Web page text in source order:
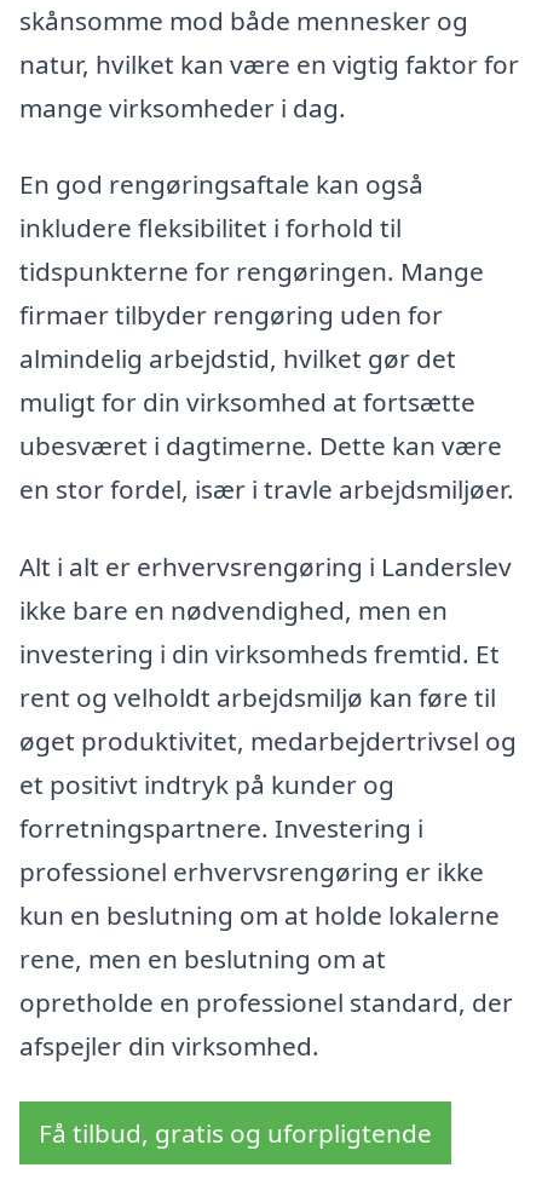
skånsomme mod både mennesker og
natur, hvilket kan være en vigtig faktor for
mange virksomheder i dag.
En god rengøringsaftale kan også
inkludere fleksibilitet i forhold til
tidspunkterne for rengøringen. Mange
firmaer tilbyder rengøring uden for
almindelig arbejdstid, hvilket gør det
muligt for din virksomhed at fortsætte
ubesværet i dagtimerne. Dette kan være
en stor fordel, især i travle arbejdsmiljøer.
Alt i alt er erhvervsrengøring i Landerslev
ikke bare en nødvendighed, men en
investering i din virksomheds fremtid. Et
rent og velholdt arbejdsmiljø kan føre til
øget produktivitet, medarbejdertrivsel og
et positivt indtryk på kunder og
forretningspartnere. Investering i
professionel erhvervsrengøring er ikke
kun en beslutning om at holde lokalerne
rene, men en beslutning om at
opretholde en professionel standard, der
afspejler din virksomhed.
Få tilbud, gratis og uforpligtende